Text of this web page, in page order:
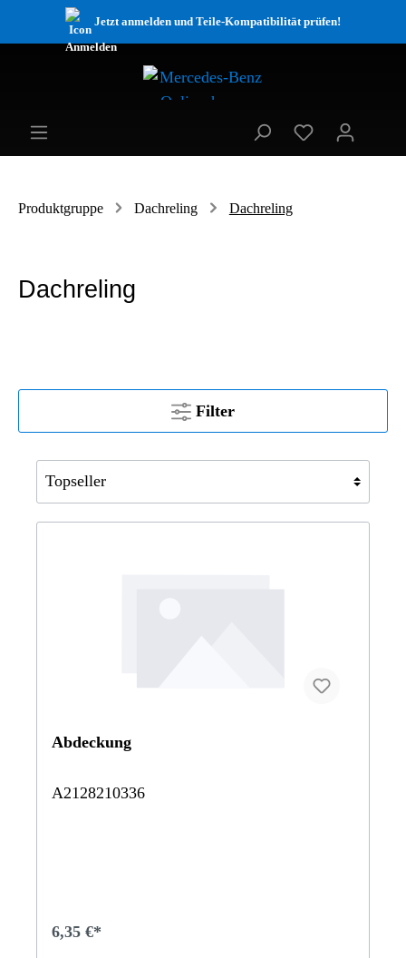
Jetzt anmelden und Teile-Kompatibilität prüfen!
Produktgruppe Dachreling Dachreling
Dachreling
Filter
Abdeckung
A2128210336
6,35 €*